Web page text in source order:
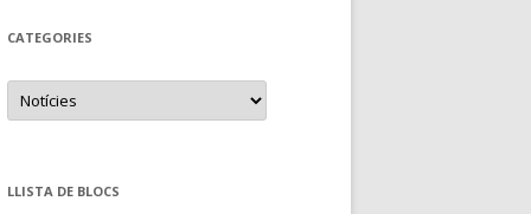
CATEGORIES
C
t
r
i
LLISTA DE BLOCS